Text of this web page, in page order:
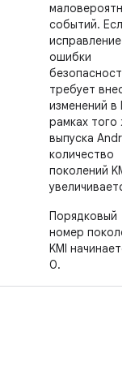
маловероятных
событий. Если
исправление
ошибки
безопасности
требует
изменений в
рамках того же
выпуска
количество
поколений KMI
увеличивается.
Порядковый
номер
KMI
0.